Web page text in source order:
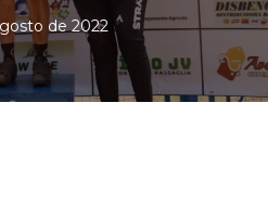
de 2022